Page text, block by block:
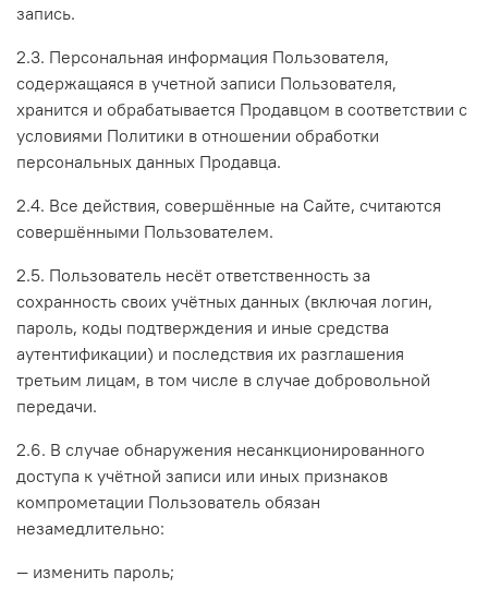
запись.
2.3. Персональная информация Пользователя,
содержащаяся в учетной записи Пользователя,
хранится и обрабатывается Продавцом в соответствии с
условиями Политики в отношении обработки
персональных данных Продавца.
2.4. Все действия, совершённые на Сайте, считаются
совершёнными Пользователем.
2.5. Пользователь несёт ответственность за
сохранность своих учётных данных (включая логин,
пароль, коды подтверждения и иные средства
аутентификации) и последствия их разглашения
третьим лицам, в том числе в случае добровольной
передачи.
2.6. В случае обнаружения несанкционированного
доступа к учётной записи или иных признаков
компрометации Пользователь обязан
незамедлительно:
— изменить пароль;